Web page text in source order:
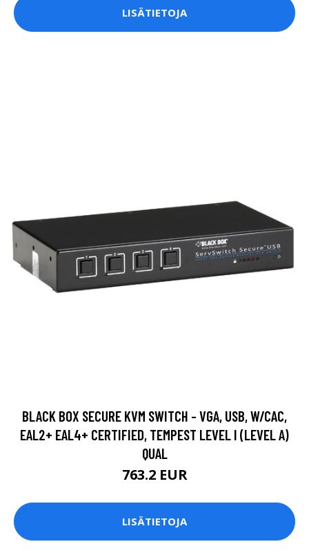
LISÄTIETOJA
BLACK BOX SECURE KVM SWITCH - VGA, USB, W/CAC,
EAL2+ EAL4+ CERTIFIED, TEMPEST LEVEL I (LEVEL A)
QUAL
763.2 EUR
LISÄTIETOJA